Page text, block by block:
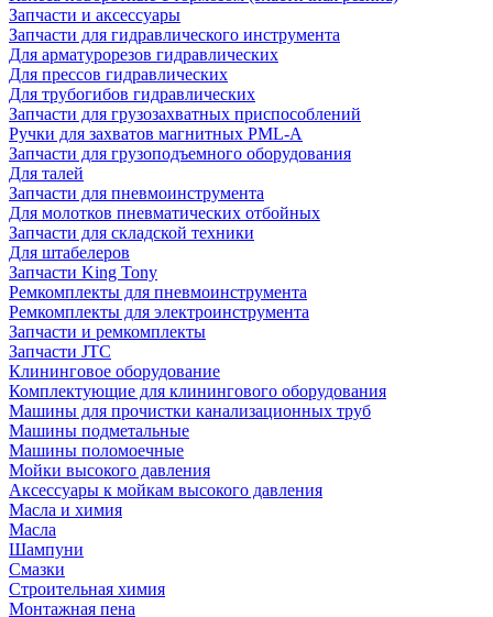
Запчасти и аксессуары
Запчасти для гидравлического инструмента
Для арматурорезов гидравлических
Для прессов гидравлических
Для трубогибов гидравлических
Запчасти для грузозахватных приспособлений
Ручки для захватов магнитных PML-A
Запчасти для грузоподъемного оборудования
Для талей
Запчасти для пневмоинструмента
Для молотков пневматических отбойных
Запчасти для складской техники
Для штабелеров
Запчасти King Tony
Ремкомплекты для пневмоинструмента
Ремкомплекты для электроинструмента
Запчасти и ремкомплекты
Запчасти JTC
Клининговое оборудование
Комплектующие для клинингового оборудования
Машины для прочистки канализационных труб
Машины подметальные
Машины поломоечные
Мойки высокого давления
Аксессуары к мойкам высокого давления
Масла и химия
Масла
Шампуни
Смазки
Строительная химия
Монтажная пена